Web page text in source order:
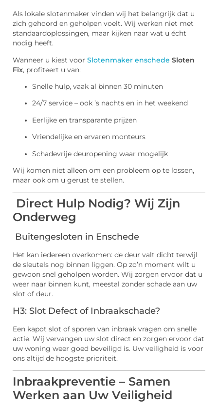
Als lokale slotenmaker vinden wij het belangrijk dat u
zich gehoord en geholpen voelt. Wij werken niet met
standaardoplossingen, maar kijken naar wat u écht
nodig heeft.
Wanneer u kiest voor Slotenmaker enschede Sloten
Fix, profiteert u van:
Snelle hulp, vaak al binnen 30 minuten
24/7 service – ook ’s nachts en in het weekend
Eerlijke en transparante prijzen
Vriendelijke en ervaren monteurs
Schadevrije deuropening waar mogelijk
Wij komen niet alleen om een probleem op te lossen,
maar ook om u gerust te stellen.
Direct Hulp Nodig? Wij Zijn
Onderweg
Buitengesloten in Enschede
Het kan iedereen overkomen: de deur valt dicht terwijl
de sleutels nog binnen liggen. Op zo’n moment wilt u
gewoon snel geholpen worden. Wij zorgen ervoor dat u
weer naar binnen kunt, meestal zonder schade aan uw
slot of deur.
H3: Slot Defect of Inbraakschade?
Een kapot slot of sporen van inbraak vragen om snelle
actie. Wij vervangen uw slot direct en zorgen ervoor dat
uw woning weer goed beveiligd is. Uw veiligheid is voor
ons altijd de hoogste prioriteit.
Inbraakpreventie – Samen
Werken aan Uw Veiligheid